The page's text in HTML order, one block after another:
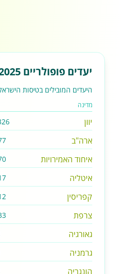
יעדים פופולריים 2025
היעדים המובילים בטיסות
מדינה
יוון
ארה"ב
איחוד האמירויות
איטליה
קפריסין
צרפת
גאורגיה
גרמניה
הונגריה